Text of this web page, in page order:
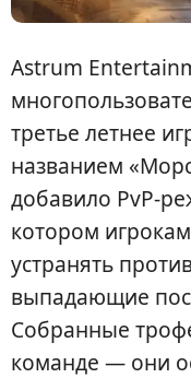
Astrum
третье летнее
названием
добавило PvP-
котором
устранять
выпадающие
Собранные
команде — они